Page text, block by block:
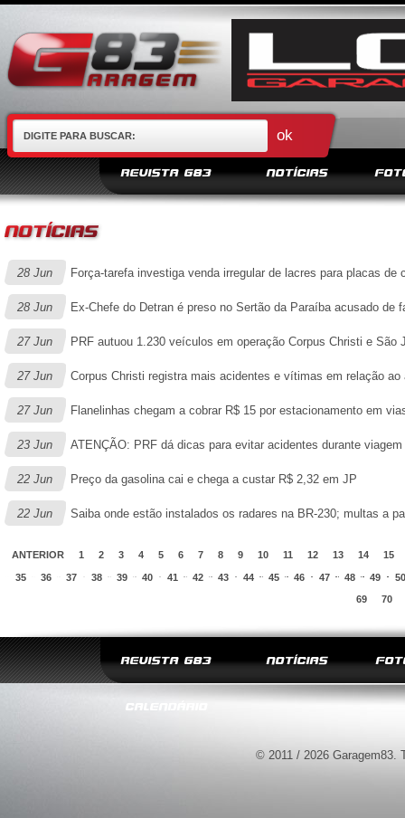
REVISTA G83 NOTÍCIAS
28 Jun Força-tarefa investiga venda irregular de lacres para placas de
28 Jun Ex-Chefe do Detran é preso no Sertão da Paraíba acusado de
27 Jun PRF autuou 1.230 veículos em operação Corpus Christi e São
27 Jun Corpus Christi registra mais acidentes e vítimas em relação ao
27 Jun Flanelinhas chegam a cobrar R$ 15 por estacionamento em
23 Jun ATENÇÃO: PRF dá dicas para evitar acidentes durante
22 Jun Preço da gasolina cai e chega a custar R$ 2,32 em JP
22 Jun Saiba onde estão instalados os radares na BR-230; multas a
ANTERIOR 1 2 3 4 5 6 7 8 9 10 11 12 13 14 15
35 36 37 38 39 40 41 42 43 44 45 46 47 48 49
50
69
70
REVISTA G83 NOTÍCIAS
CALENDÁRIO
© 2011 / 2026 Garagem83.